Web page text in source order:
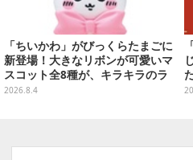
「ちいかわ」がびっくらたまごに
新登場！大きなリボンが可愛いマ
スコット全8種が、キラキラのラ
メ入り入浴剤から飛び出す
2026.8.4